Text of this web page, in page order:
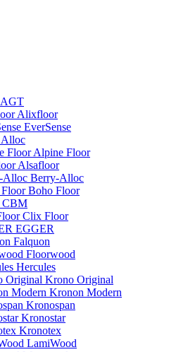
AGT
Alixfloor
EverSense
Alloc
Alpine Floor
Alsafloor
Berry-Alloc
Boho Floor
CBM
Clix Floor
EGGER
Falquon
Floorwood
Hercules
Krono Original
Kronon Modern
Kronospan
Kronostar
Kronotex
LamiWood